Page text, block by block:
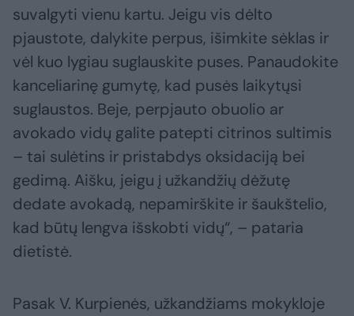
suvalgyti vienu kartu. Jeigu vis dėlto
pjaustote, dalykite perpus, išimkite sėklas ir
vėl kuo lygiau suglauskite puses. Panaudokite
kanceliarinę gumytę, kad pusės laikytųsi
suglaustos. Beje, perpjauto obuolio ar
avokado vidų galite patepti citrinos sultimis
– tai sulėtins ir pristabdys oksidaciją bei
gedimą. Aišku, jeigu į užkandžių dėžutę
dedate avokadą, nepamirškite ir šaukštelio,
kad būtų lengva išskobti vidų“, – pataria
dietistė.
Pasak V. Kurpienės, užkandžiams mokykloje